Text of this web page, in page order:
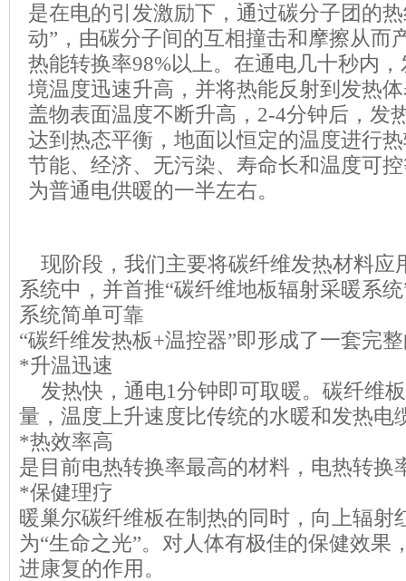
是在电的引发激励下，通过碳分子团的
动”，由碳分子间的互相撞击和摩擦从而
热能转换率98%以上。在通电几十秒内
境温度迅速升高，并将热能反射到发热
盖物表面温度不断升高，2-4分钟后，发
达到热态平衡，地面以恒定的温度进行
节能、经济、无污染、寿命长和温度可
为普通电供暖的一半左右。
现阶段，我们主要将碳纤维发热材料应
系统中，并首推“碳纤维地板辐射采暖系
系统简单可靠
“碳纤维发热板+温控器”即形成了一套完
*升温迅速
发热快，通电1分钟即可取暖。碳纤维
量，温度上升速度比传统的水暖和发热电
*热效率高
是目前电热转换率最高的材料，电热转换
*保健理疗
暖巢尔碳纤维板在制热的同时，向上辐射
为“生命之光”。对人体有极佳的保健效果
进康复的作用。